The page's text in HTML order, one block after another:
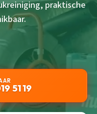
praktische
51 19